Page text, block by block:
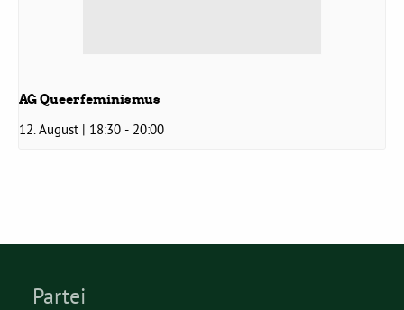
AG Queerfeminismus
12. August | 18:30 - 20:00
Partei